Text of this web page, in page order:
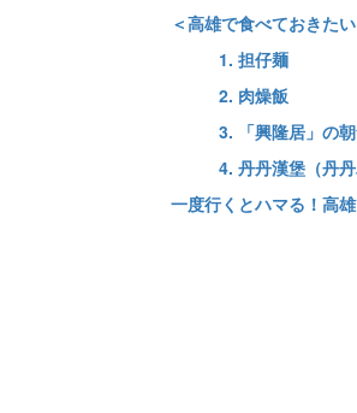
＜高雄で食べておきた
1. 担仔麺
2. 肉燥飯
3. 「興隆居」の
4. 丹丹漢堡（丹丹
一度行くとハマる！高